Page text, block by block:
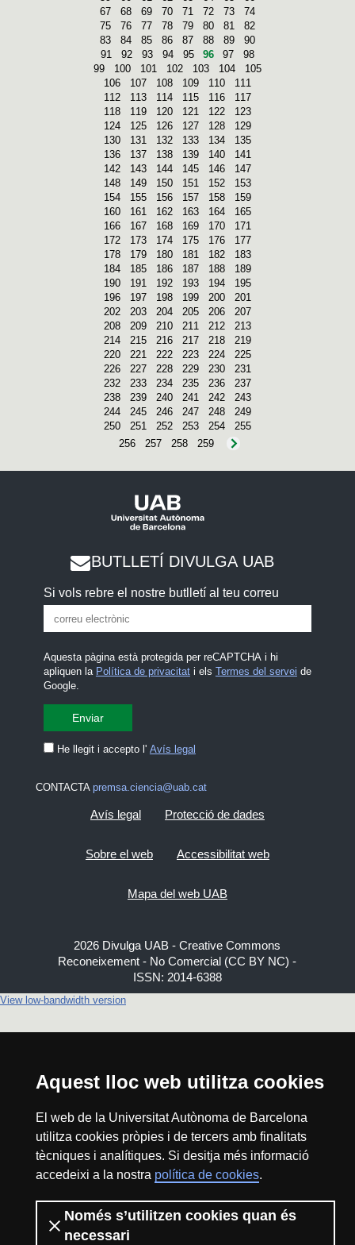
Aquest lloc web utilitza cookies
El web de la Universitat Autònoma de Barcelona
utilitza cookies pròpies i de tercers amb finalitats
tècniques i analítiques. Si desitja més informació
accedeixi a la nostra política de cookies.
Només s’utilitzen cookies quan és
necessari
67
68 69 70 71 72 73
74
75
76 77 78 79 80 81
82
83
84 85 86 87 88 89
90
91
92 93 94 95 96 97
98
99
100 101 102 103 104
105
106
107 108 109 110
111
112
113 114 115 116
117
118
119 120 121 122
123
124
125 126 127 128
129
130
131 132 133 134
135
136
137 138 139 140
141
142
143 144 145 146
147
148
149 150 151 152
153
154
155 156 157 158
159
160
161 162 163 164
165
166
167 168 169 170
171
172
173 174 175 176
177
178
179 180 181 182
183
184
185 186 187 188
189
190
191 192 193 194
195
196
197 198 199 200
201
202
203 204 205 206
207
208
209 210 211 212
213
214
215 216 217 218
219
220
221 222 223 224
225
226
227 228 229 230
231
232
233 234 235 236
237
238
239 240 241 242
243
244
245 246 247 248
249
250
251 252 253 254
255
256
257 258 259
BUTLLETÍ DIVULGA UAB
Si vols rebre el nostre butlletí al teu correu
Aquesta pàgina està protegida per reCAPTCHA i hi
apliquen la Política de privacitati els Termes del servei de
Google.
He llegit i accepto l' Avís legal
CONTACTA premsa.ciencia@uab.cat
Avís legal Protecció de dades
Sobre el web Accessibilitat web
Mapa del web UAB
2026 Divulga UAB - Creative Commons
Reconeixement - No Comercial (CC BY NC) -
ISSN: 2014-6388
View low-bandwidth version